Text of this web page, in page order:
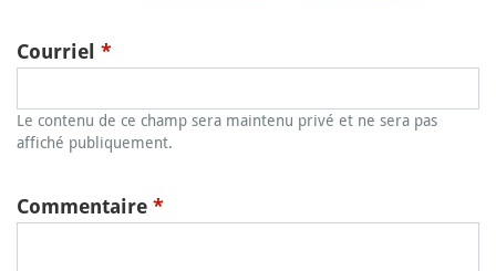
Courriel *
Le contenu de ce champ sera maintenu privé et ne sera pas
affiché publiquement.
Commentaire *